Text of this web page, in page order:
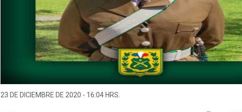
23 DE DICIEMBRE DE 2020 - 16:04 HRS.